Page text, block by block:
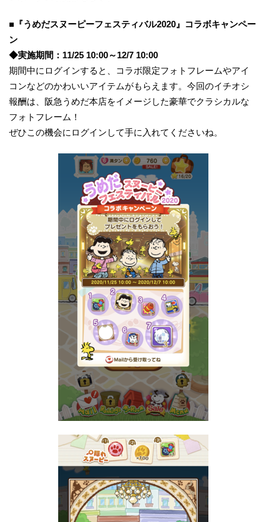
■『うめだスヌーピーフェスティバル2020』コラボキャンペー
ン
◆実施期間：11/25 10:00～12/7 10:00
期間中にログインすると、コラボ限定フォトフレームやアイ
コンなどのかわいいアイテムがもらえます。今回のイチオシ
報酬は、阪急うめだ本店をイメージした豪華でクラシカルな
フォトフレーム！
ぜひこの機会にログインして手に入れてくださいね。